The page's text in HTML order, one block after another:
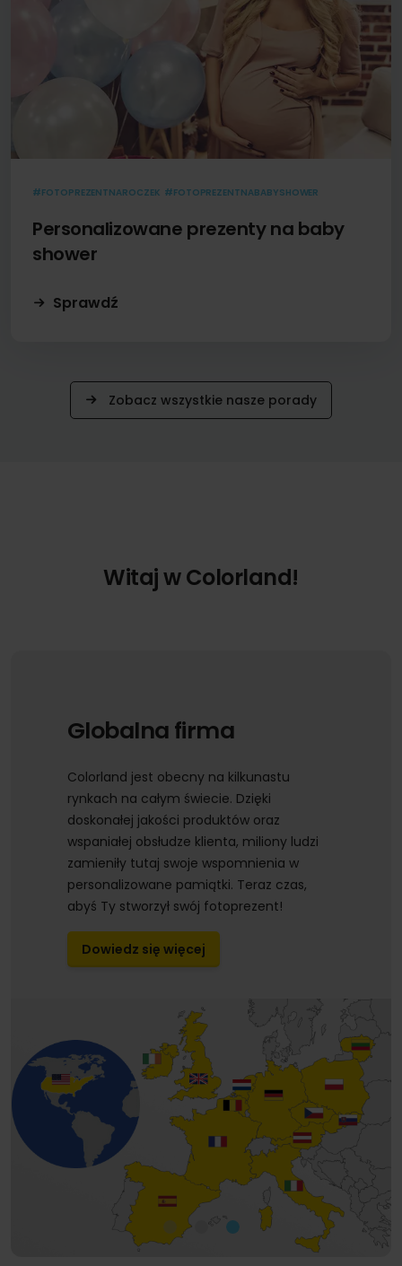
#FOTOPREZENTNAROCZEK #FOTOPREZENTNABABYSHOWER
Personalizowane prezenty na baby
shower
Sprawdź
Zobacz wszystkie nasze porady
Witaj w Colorland!
Globalna firma
Colorland jest obecny na kilkunastu
rynkach na całym świecie. Dzięki
doskonałej jakości produktów oraz
wspaniałej obsłudze klienta, miliony ludzi
zamieniły tutaj swoje wspomnienia w
personalizowane pamiątki. Teraz czas,
abyś Ty stworzył swój fotoprezent!
Dowiedz się więcej